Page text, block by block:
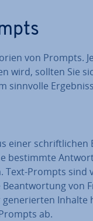
von Prompts.
wird, sollten Sie
sinnvolle
einer schrift­li­chen
bestimmte
Prompts sind
von
Inhalte
ab.